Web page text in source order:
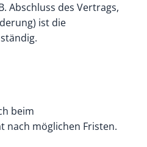
Abschluss des Vertrags,
ist die
beim
nach möglichen Fristen.